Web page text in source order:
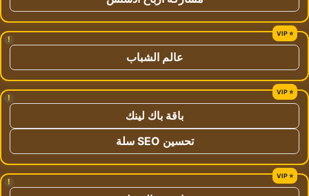
!
عالم الشباب
!
باقة باك لينك
تحسين SEO سلة
!